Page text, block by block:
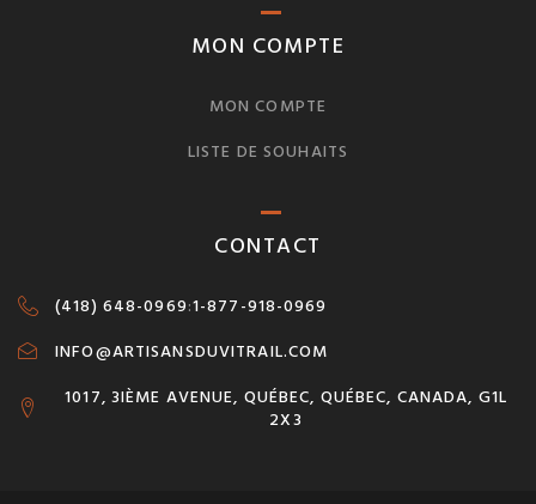
MON COMPTE
MON COMPTE
LISTE DE SOUHAITS
CONTACT
(418) 648-0969:1-877-918-0969
INFO@ARTISANSDUVITRAIL.COM
1017, 3IÈME AVENUE, QUÉBEC, QUÉBEC, CANADA, G1L
2X3